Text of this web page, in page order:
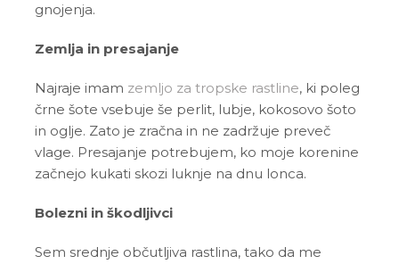
gnojenja.
Zemlja in presajanje
Najraje imam zemljo za tropske rastline, ki poleg
črne šote vsebuje še perlit, lubje, kokosovo šoto
in oglje. Zato je zračna in ne zadržuje preveč
vlage. Presajanje potrebujem, ko moje korenine
začnejo kukati skozi luknje na dnu lonca.
Bolezni in škodljivci
Sem srednje občutljiva rastlina, tako da me